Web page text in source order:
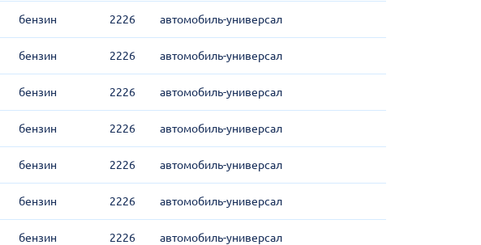
бензин 2226 автомобиль-универсал
бензин 2226 автомобиль-универсал
бензин 2226 автомобиль-универсал
бензин 2226 автомобиль-универсал
бензин 2226 автомобиль-универсал
бензин 2226 автомобиль-универсал
бензин 2226 автомобиль-универсал